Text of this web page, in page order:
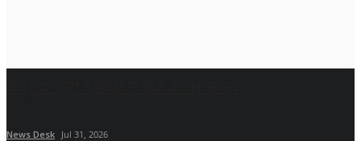
News Desk Jul 31, 2026